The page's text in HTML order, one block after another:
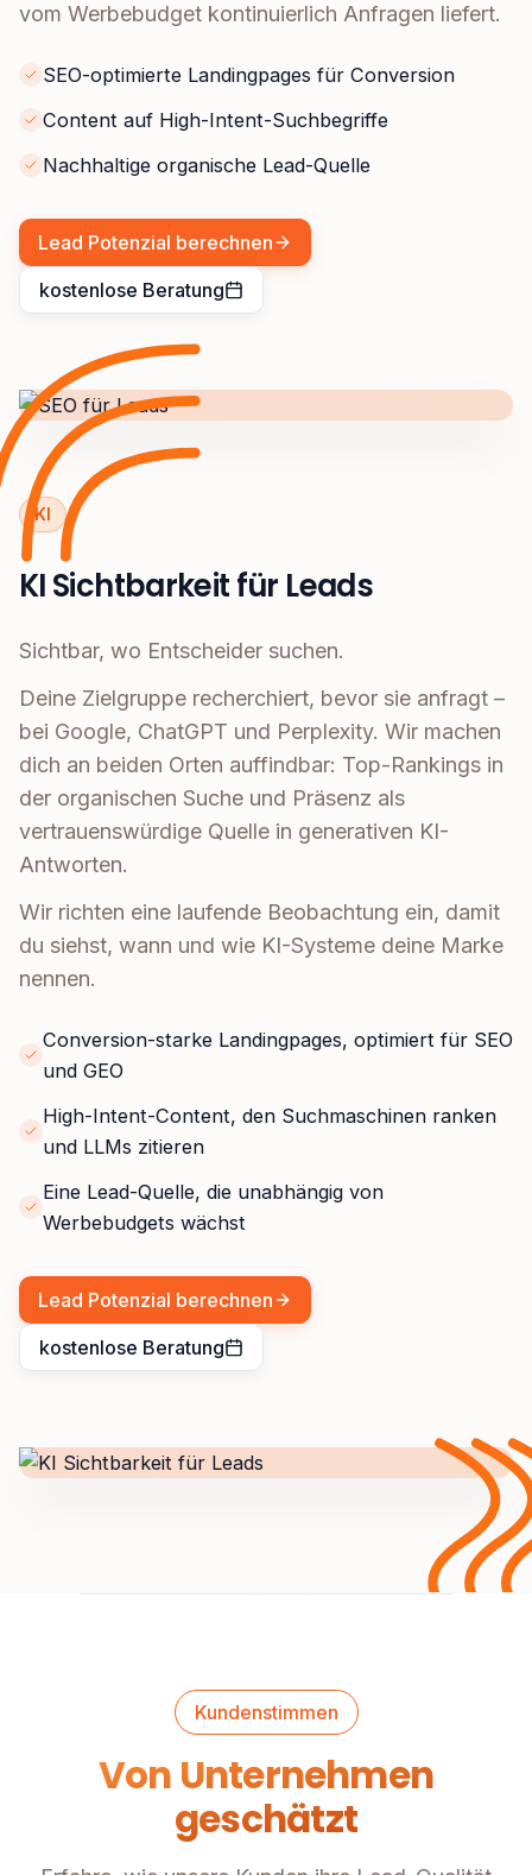
vom Werbebudget kontinuierlich Anfragen liefert.
SEO-optimierte Landingpages für Conversion
Content auf High-Intent-Suchbegriffe
Nachhaltige organische Lead-Quelle
Lead Potenzial berechnen
kostenlose Beratung
KI
KI Sichtbarkeit für Leads
Sichtbar, wo Entscheider suchen.
Deine Zielgruppe recherchiert, bevor sie anfragt –
bei Google, ChatGPT und Perplexity. Wir machen
dich an beiden Orten auffindbar: Top-Rankings in
der organischen Suche und Präsenz als
vertrauenswürdige Quelle in generativen KI-
Antworten.
Wir richten eine laufende Beobachtung ein, damit
du siehst, wann und wie KI-Systeme deine Marke
nennen.
Conversion-starke Landingpages, optimiert für SEO
und GEO
High-Intent-Content, den Suchmaschinen ranken
und LLMs zitieren
Eine Lead-Quelle, die unabhängig von
Werbebudgets wächst
Lead Potenzial berechnen
kostenlose Beratung
Kundenstimmen
Von Unternehmen
geschätzt